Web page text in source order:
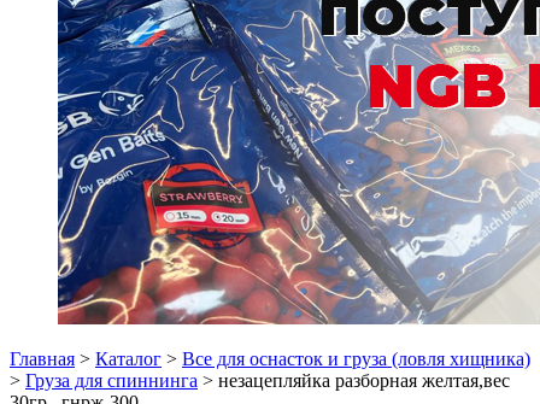
Главная > Каталог > Все для оснасток и груза (ловля хищника)
> Груза для спиннинга > незацепляйка разборная желтая,вес